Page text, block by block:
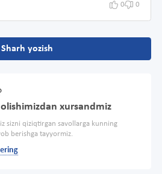
0 0
Sharh yozish
xursandmiz
sizni qiziqtirgan savollarga kunning
berishga tayyormiz.